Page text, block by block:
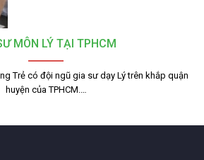
MÔN LÝ TẠI TPHCM
Trẻ có đội ngũ gia sư dạy Lý trên khắp quận
huyện của TPHCM.…